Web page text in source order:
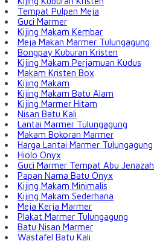
Tempat Pulpen Meja
Guci Marmer
Kijing Makam Kembar
Meja Makan Marmer Tulungagung
Bongpay Kuburan Kristen
Kijing Makam Perjamuan Kudus
Makam Kristen Box
Kijing Makam
Kijing Makam Batu Alam
Kijing Marmer Hitam
Nisan Batu Kali
Lantai Marmer Tulungagung
Makam Bokoran Marmer
Harga Lantai Marmer Tulungagung
Hiolo Onyx
Guci Marmer Tempat Abu Jenazah
Papan Nama Batu Onyx
Kijing Makam Minimalis
Kijing Makam Sederhana
Meja Kerja Marmer
Plakat Marmer Tulungagung
Batu Nisan Marmer
Wastafel Batu Kali